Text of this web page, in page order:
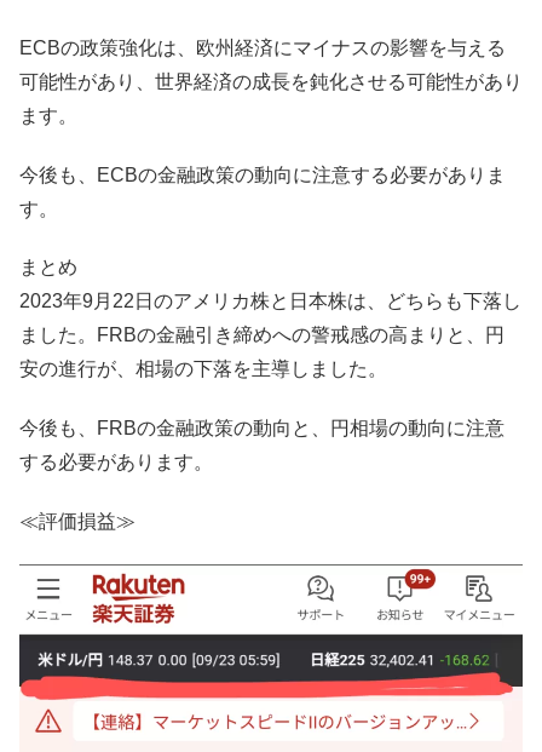
ECBの政策強化は、欧州経済にマイナスの影響を与える
可能性があり、世界経済の成長を鈍化させる可能性があり
ます。
今後も、ECBの金融政策の動向に注意する必要がありま
す。
まとめ
2023年9月22日のアメリカ株と日本株は、どちらも下落し
ました。FRBの金融引き締めへの警戒感の高まりと、円
安の進行が、相場の下落を主導しました。
今後も、FRBの金融政策の動向と、円相場の動向に注意
する必要があります。
≪評価損益≫